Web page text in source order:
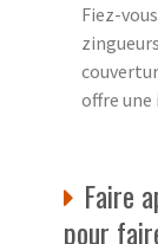
Fiez-
offre
Faire
pour